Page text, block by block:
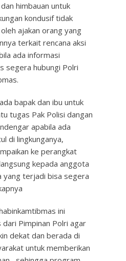
himbauan untuk
kondusif tidak
ajakan orang yang
terkait rencana aksi
ada informasi
segera hubungi Polri
bapak dan ibu untuk
tugas Pak Polisi dangan
apabila ada
di lingkunganya,
ke perangkat
kepada anggota
yang terjadi bisa segera
ini
Pimpinan Polri agar
dekat dan berada di
untuk memberikan